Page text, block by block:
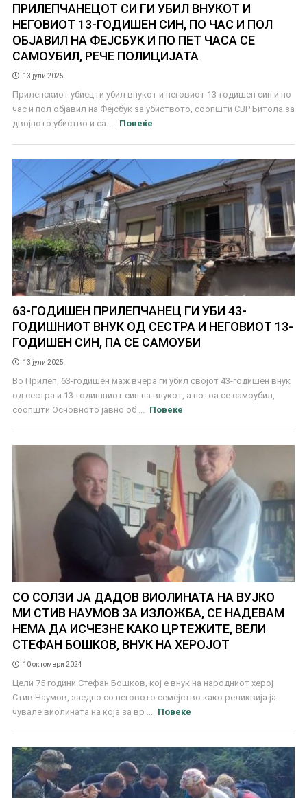
ПРИЛЕПЧАНЕЦОТ СИ ГИ УБИЛ ВНУКОТ И
НЕГОВИОТ 13-ГОДИШЕН СИН, ПО ЧАС И ПОЛ
ОБЈАВИЛ НА ФЕЈСБУК И ПО ПЕТ ЧАСА СЕ
САМОУБИЛ, РЕЧЕ ПОЛИЦИЈАТА
13 јули 2025
Прилепскиот убиец ги убил внукот и неговиот 13-годишен син и по
час и пол објавил на Фејсбук за убиството, соопшти СВР Битола за
двојното убиство и са ...
Повеќе
63-ГОДИШЕН ПРИЛЕПЧАНЕЦ ГИ УБИ 43-
ГОДИШНИОТ ВНУК ОД СЕСТРА И НЕГОВИОТ 13-
ГОДИШЕН СИН, ПА СЕ САМОУБИ
13 јули 2025
Во Прилеп, 63-годишен маж вчера ги убил својот 43-годишен внук
од сестра и 13-годишниот син на внукот, а потоа се самоубил,
соопшти Основното јавно об ...
Повеќе
СО СОЛЗИ ЈА ДАДОВ ВИОЛИНАТА НА ВУЈКО
МИ СТИВ НАУМОВ ЗА ИЗЛОЖБА, СЕ НАДЕВАМ
НЕМА ДА ИСЧЕЗНЕ КАКО ЦРТЕЖИТЕ, ВЕЛИ
СТЕФАН БОШКОВ, ВНУК НА ХЕРОЈОТ
10 октомври 2024
Цели 75 години Стефан Бошков, кој е внук на народниот херој
Стив Наумов, заедно со неговото семејство како реликвија ја
чувале виолината на која за вр ...
Повеќе